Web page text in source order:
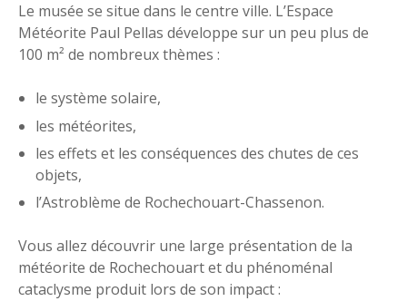
Le musée se situe dans le centre ville. L’Espace
Météorite Paul Pellas développe sur un peu plus de
100 m² de nombreux thèmes :
le système solaire,
les météorites,
les effets et les conséquences des chutes de ces
objets,
l’Astroblème de Rochechouart-Chassenon.
Vous allez découvrir une large présentation de la
météorite de Rochechouart et du phénoménal
cataclysme produit lors de son impact :